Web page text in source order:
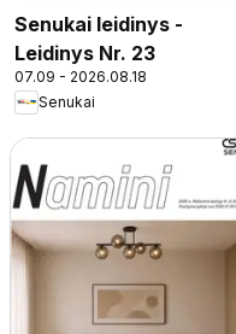
Senukai leidinys -
Leidinys Nr. 23
07.09 - 2026.08.18
Senukai